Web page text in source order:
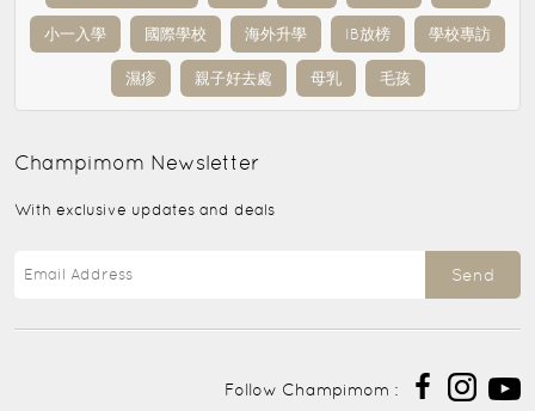
小一入學 國際學校 海外升學 IB放榜 學校專訪
濕疹 親子好去處 母乳 毛孩
Champimom Newsletter
With exclusive updates and deals
Send
Follow Champimom :